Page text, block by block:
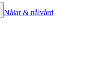
Nålar & nålvård